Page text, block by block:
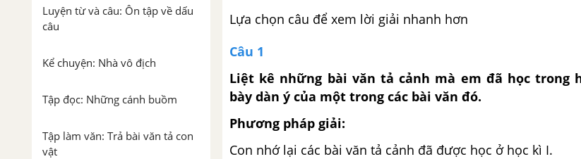
Luyện từ và câu: Ôn tập về dấu
câu
Kể chuyện: Nhà vô địch
Tập đọc: Những cánh buồm
Tập làm văn: Trả bài văn tả con
vật
Lựa chọn câu để xem lời giải nhanh hơn
Câu 1
Liệt kê những bài văn tả cảnh mà em đã học trong
bày dàn ý của một trong các bài văn đó.
Phương pháp giải:
Con nhớ lại các bài văn tả cảnh đã được học ở học kì I.